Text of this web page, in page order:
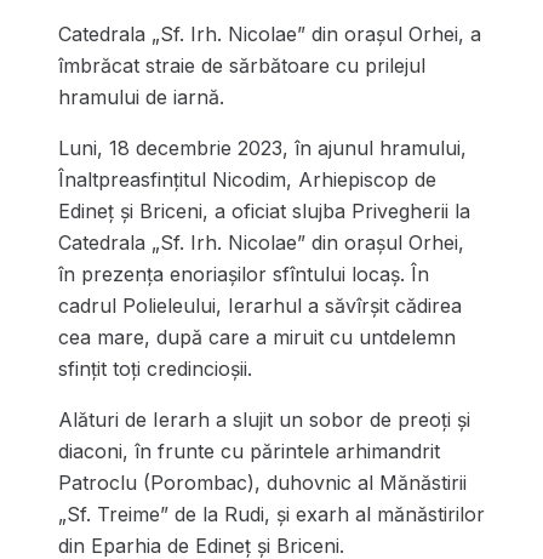
Catedrala „Sf. Irh. Nicolae” din oraşul Orhei, a
îmbrăcat straie de sărbătoare cu prilejul
hramului de iarnă.
Luni, 18 decembrie 2023, în ajunul hramului,
Înaltpreasfințitul Nicodim, Arhiepiscop de
Edineț și Briceni, a oficiat slujba Privegherii la
Catedrala „Sf. Irh. Nicolae” din oraşul Orhei,
în prezenţa enoriaşilor sfîntului locaş. În
cadrul Polieleului, Ierarhul a săvîrşit cădirea
cea mare, după care a miruit cu untdelemn
sfinţit toți credincioşii.
Alături de Ierarh a slujit un sobor de preoți și
diaconi, în frunte cu părintele arhimandrit
Patroclu (Porombac), duhovnic al Mănăstirii
„Sf. Treime” de la Rudi, și exarh al mănăstirilor
din Eparhia de Edineț și Briceni.